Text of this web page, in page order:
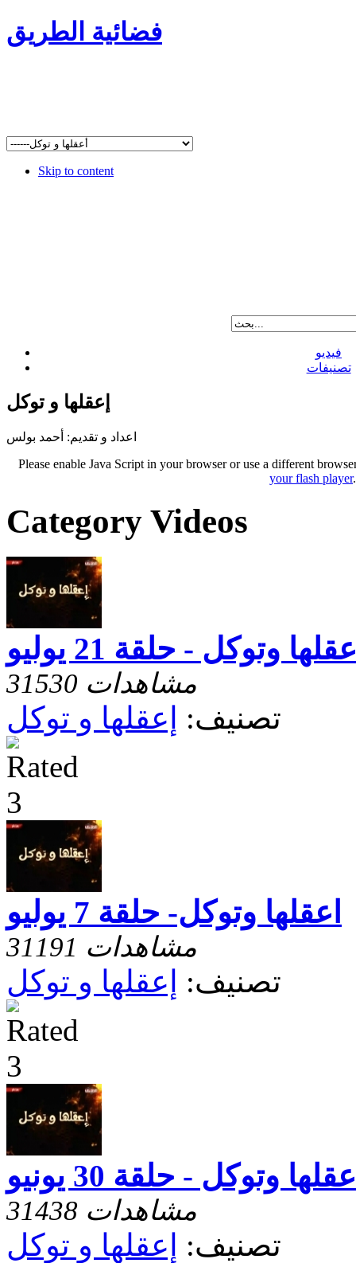
فضائية الطريق
Skip to content
فيديو
تصنيفات
إعقلها و توكل
اعداد و تقديم: أحمد بولس
Please enable Java Script in your browser or use a different
your flash player.
Category Videos
وتوكل - حلقة 21 يوليو
31530 مشاهدات
تصنيف: إعقلها و توكل
اعقلها وتوكل- حلقة 7 يوليو
31191 مشاهدات
تصنيف: إعقلها و توكل
وتوكل - حلقة 30 يونيو
31438 مشاهدات
تصنيف: إعقلها و توكل